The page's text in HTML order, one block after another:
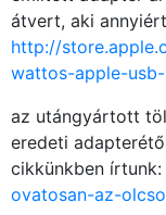
átvert, aki
http://
wattos-apple-
az utángyártott
eredeti
cikkünkben írtunk:
ovatosan-az-